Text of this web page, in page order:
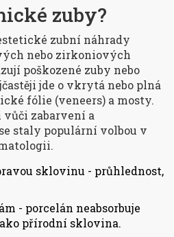
zuby?
zubní náhrady
nebo zirkoniových
poškozené zuby nebo
jde o vkrytá nebo plná
fólie (veneers) a mosty.
zabarvení a
staly populární volbou v
sklovinu - průhlednost,
- porcelán neabsorbuje
přírodní sklovina.